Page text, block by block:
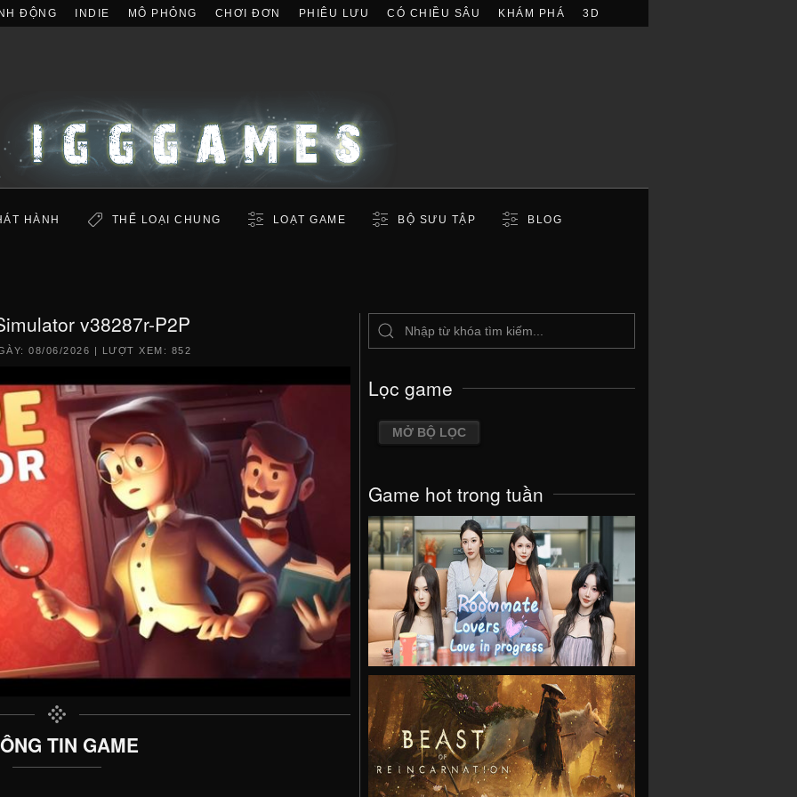
ĐỘNG INDIE MÔ PHỎNG CHƠI ĐƠN PHIÊU LƯU CÓ CHIỀU SÂU KHÁM PHÁ 3D
HÀNH THỂ LOẠI CHUNG LOẠT GAME BỘ SƯU TẬP BLOG
v38287r-P2P
08/06/2026 | LƯỢT XEM: 852
TIN GAME
Lọc game
MỞ BỘ LỌC
Game hot trong tuần
VIEW
VIEW